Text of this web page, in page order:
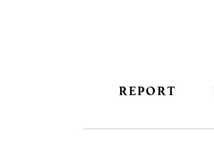
REPORT